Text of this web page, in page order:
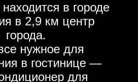
в городе
в 2,9 км центр
города.
нужное для
в гостинице —
для